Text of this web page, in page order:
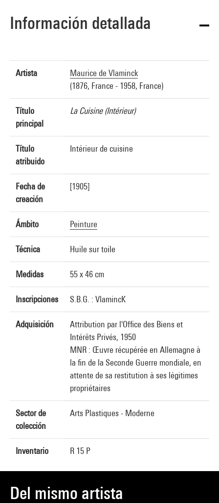
Información detallada
Artista
Maurice de Vlaminck
(1876, France - 1958, France)
Título
principal
La Cuisine (Intérieur)
Título
atribuido
Intérieur de cuisine
Fecha de
creación
[1905]
Ámbito Peinture
Técnica Huile sur toile
Medidas 55 x 46 cm
Inscripciones S.B.G. : VlamincK
Adquisición
Attribution par l'Office des Biens et
Intérêts Privés, 1950
MNR : Œuvre récupérée en Allemagne à
la fin de la Seconde Guerre mondiale, en
attente de sa restitution à ses légitimes
propriétaires
Sector de
colección
Arts Plastiques - Moderne
Inventario R 15 P
Del mismo artista